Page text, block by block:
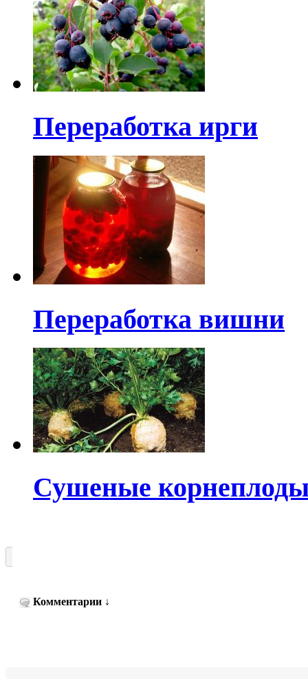
Переработка ирги
Переработка вишни
Сушеные корнеплоды
Комментарии ↓